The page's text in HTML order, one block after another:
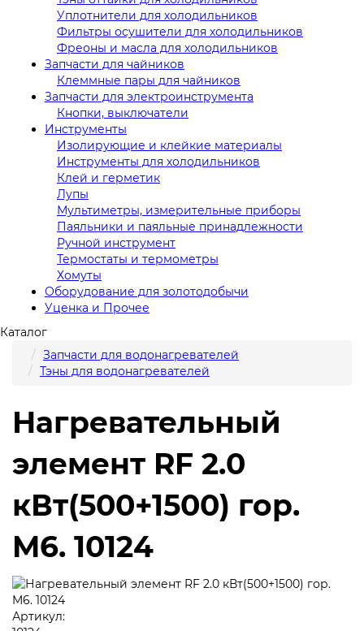
Уплотнители для холодильников
Фильтры осушители для холодильников
Фреоны и масла для холодильников
Запчасти для чайников
Клеммные пары для чайников
Запчасти для электроинструмента
Кнопки, выключатели
Инструменты
Изолирующие и клейкие материалы
Инструменты для холодильников
Клей и герметик
Лупы
Мультиметры, измерительные приборы
Паяльники и паяльные принадлежности
Ручной инструмент
Термостаты и термометры
Хомуты
Оборудование для золотодобычи
Уценка и Прочее
Каталог
Запчасти для водонагревателей
Тэны для водонагревателей
Нагревательный
элемент RF 2.0
кВт(500+1500) гор.
M6. 10124
Артикул: